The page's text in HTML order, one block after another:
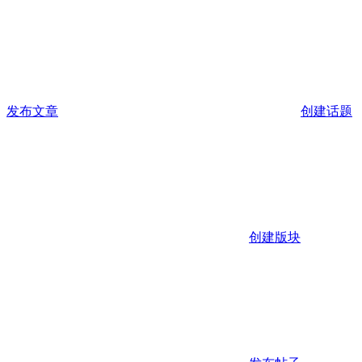
发布文章 创建话题
创建版块